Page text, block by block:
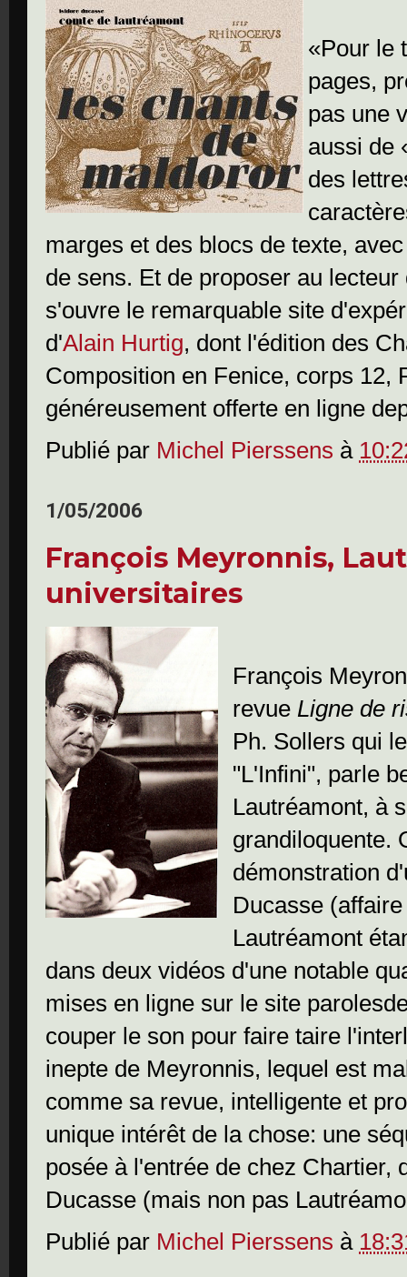
«Pour le
pages,
pas une
aussi de
des
marges et des blocs de texte,
de sens. Et de proposer au lecteur
s'ouvre le remarquable site
d'Alain Hurtig, dont l'édition des
Composition en Fenice, corps 12,
généreusement offerte en ligne
Publié par Michel Pierssens à
1/05/2006
François Meyronnis,
universitaires
François
revue Ligne de
Ph. Sollers qui
"L'Infini", parle
Lautréamont, à
grandiloquente.
démonstration
Ducasse
Lautréamont
dans deux vidéos d'une notable
mises en ligne sur le site
couper le son pour faire taire
inepte de Meyronnis, lequel est
comme sa revue, intelligente et
unique intérêt de la chose: une
posée à l'entrée de chez Chartier,
Ducasse (mais non pas
Publié par Michel Pierssens à